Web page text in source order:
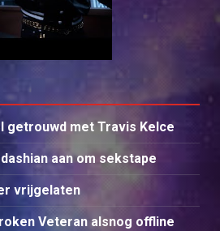
getrouwd met Travis Kelce
aan om sekstape
vrijgelaten
Veteran alsnog offline